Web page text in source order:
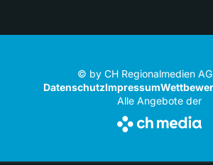
© by CH Regionalmedien
DatenschutzImpressum
Alle Angebote der